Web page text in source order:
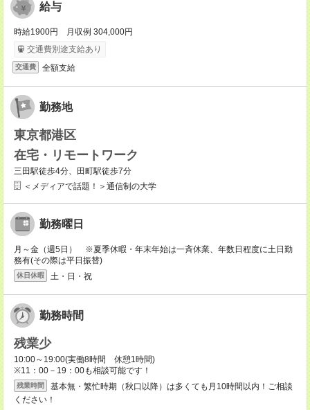
給与
時給1900円 月収例 304,000円
交通費別途支給あり
交通費 全額支給
勤務地
東京都港区
在宅・リモートワーク
三田駅徒歩4分、田町駅徒歩7分
＜メディアで話題！＞通信制の大学
勤務曜日
月～金（週5日） ※夏季休暇・年末年始は一斉休業、年数日程度に土日勤
務有(その際は平日振替)
休日休暇 土・日・祝
勤務時間
残業少
10:00～19:00(実働8時間 休憩1時間)
※11：00－19：00も相談可能です！
残業時間
基本無・繁忙時期（秋口以降）は多くても月10時間以内！ご相談
ください！